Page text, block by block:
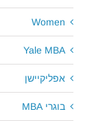
Women
Yale MBA
אפליקיישן
בוגרי MBA